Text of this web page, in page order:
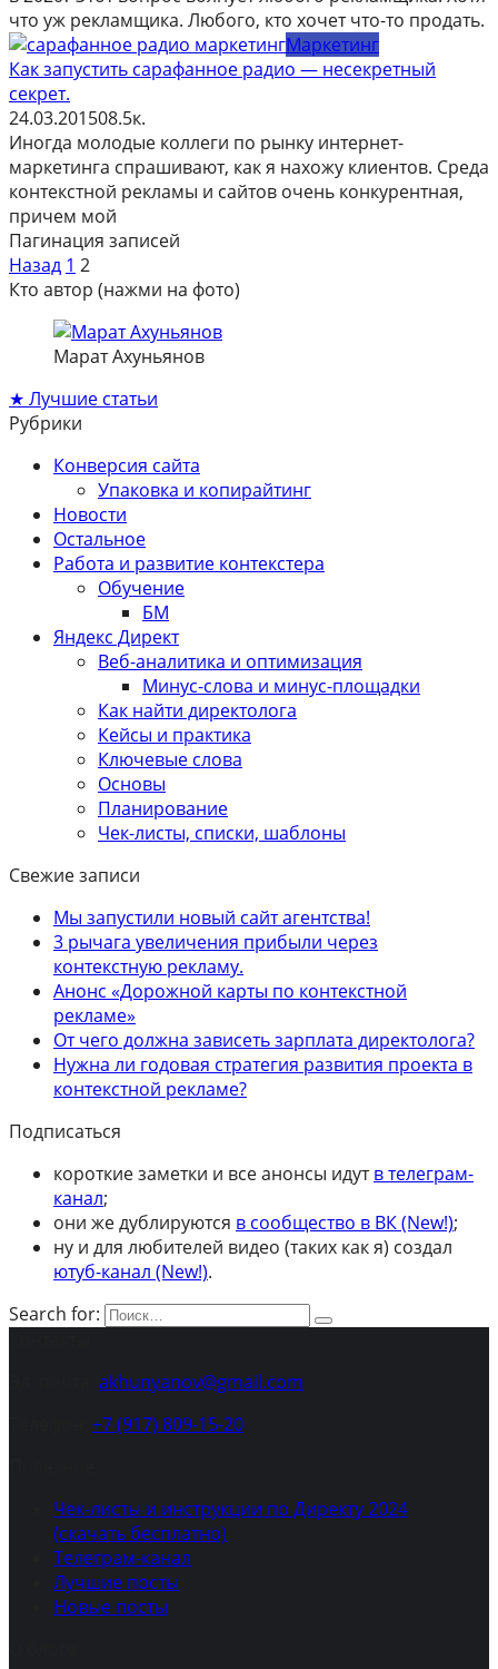
что уж рекламщика. Любого, кто хочет что-то продать.
Маркетинг
Как запустить сарафанное радио — несекретный
секрет.
24.03.201508.5к.
Иногда молодые коллеги по рынку интернет-
маркетинга спрашивают, как я нахожу клиентов. Среда
контекстной рекламы и сайтов очень конкурентная,
причем мой
Пагинация записей
Назад 1 2
Кто автор (нажми на фото)
Марат Ахуньянов
★ Лучшие статьи
Рубрики
Конверсия сайта
Упаковка и копирайтинг
Новости
Остальное
Работа и развитие контекстера
Обучение
БМ
Яндекс Директ
Веб-аналитика и оптимизация
Минус-слова и минус-площадки
Как найти директолога
Кейсы и практика
Ключевые слова
Основы
Планирование
Чек-листы, списки, шаблоны
Свежие записи
Мы запустили новый сайт агентства!
3 рычага увеличения прибыли через
контекстную рекламу.
Анонс «Дорожной карты по контекстной
рекламе»
От чего должна зависеть зарплата директолога?
Нужна ли годовая стратегия развития проекта в
контекстной рекламе?
Подписаться
короткие заметки и все анонсы идутв телеграм-
канал;
они же дублируются в сообщество в ВК (New!);
ну и для любителей видео (таких как я) создал
ютуб-канал (New!).
Search for:
akhunyanov@gmail.com
+7 (917) 809-15-20
Чек-листы и инструкции по Директу 2024
(скачать бесплатно)
Телеграм-канал
Лучшие посты
Новые посты